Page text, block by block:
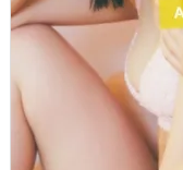
声優写真集・フォトブック
声優グッズ
グラビア